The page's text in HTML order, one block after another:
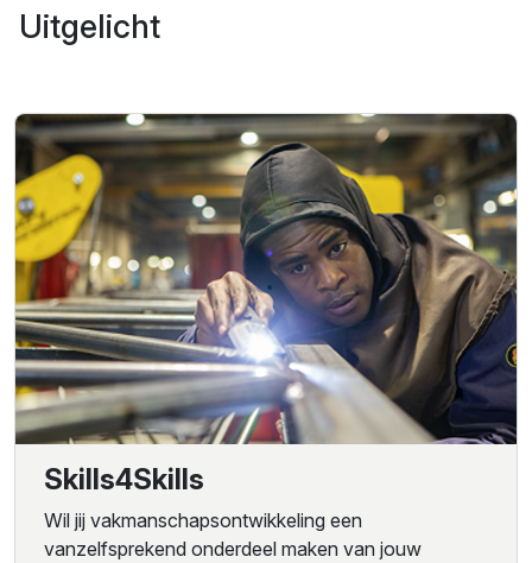
Uitgelicht
Skills4Skills
Wil jij vakmanschapsontwikkeling een
vanzelfsprekend onderdeel maken van jouw